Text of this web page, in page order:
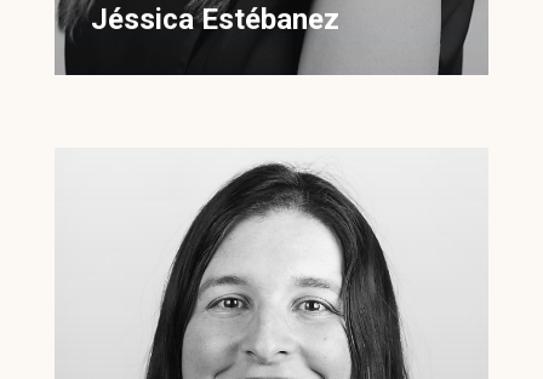
Jéssica Estébanez
Licenciada en odontología por la